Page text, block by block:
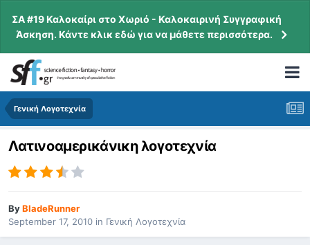
ΣΑ #19 Καλοκαίρι στο Χωριό - Καλοκαιρινή Συγγραφική
Άσκηση. Κάντε κλικ εδώ για να μάθετε περισσότερα.
Γενική Λογοτεχνία
Λατινοαμερικάνικη λογοτεχνία
ByBladeRunner
September 17, 2010 in Γενική Λογοτεχνία